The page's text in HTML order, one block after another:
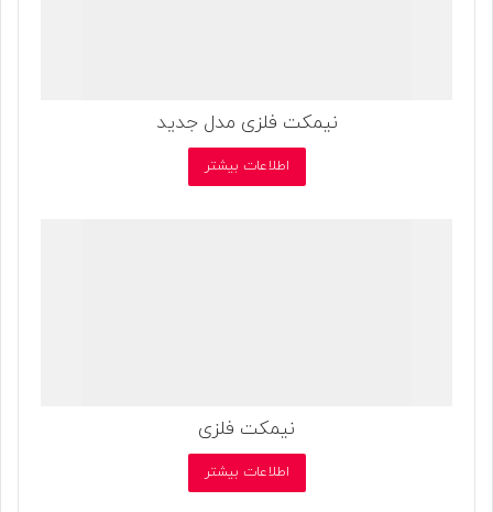
نیمکت فلزی مدل جدید
اطلاعات بیشتر
نیمکت فلزی
اطلاعات بیشتر